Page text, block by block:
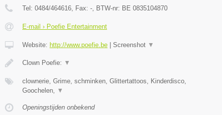
Tel: 0484/464616 , Fax: - , BTW-nr: BE 0835104870
E-mail › Poefie Entertainment
Website: http://www.poefie.be | Screenshot ▼
Clown Poefie: ▼
clownerie, Grime, schminken, Glittertattoos, Kinderdisco,
Goochelen,
▼
Openingstijden onbekend